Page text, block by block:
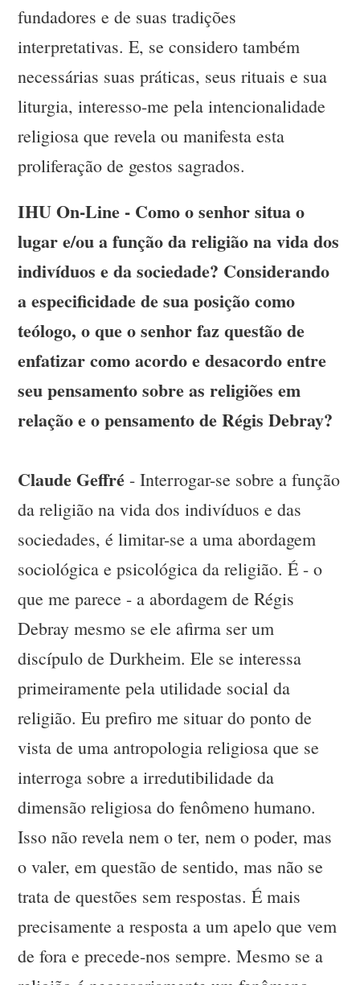
fundadores e de suas tradições
interpretativas. E, se considero também
necessárias suas práticas, seus rituais e sua
liturgia, interesso-me pela intencionalidade
religiosa que revela ou manifesta esta
proliferação de gestos sagrados.
IHU On-Line - Como o senhor situa o
lugar e/ou a função da religião na vida dos
indivíduos e da sociedade? Considerando
a especificidade de sua posição como
teólogo, o que o senhor faz questão de
enfatizar como acordo e desacordo entre
seu pensamento sobre as religiões em
relação e o pensamento de Régis Debray?
Claude Geffré - Interrogar-se sobre a função
da religião na vida dos indivíduos e das
sociedades, é limitar-se a uma abordagem
sociológica e psicológica da religião. É - o
que me parece - a abordagem de Régis
Debray mesmo se ele afirma ser um
discípulo de Durkheim. Ele se interessa
primeiramente pela utilidade social da
religião. Eu prefiro me situar do ponto de
vista de uma antropologia religiosa que se
interroga sobre a irredutibilidade da
dimensão religiosa do fenômeno humano.
Isso não revela nem o ter, nem o poder, mas
o valer, em questão de sentido, mas não se
trata de questões sem respostas. É mais
precisamente a resposta a um apelo que vem
de fora e precede-nos sempre. Mesmo se a